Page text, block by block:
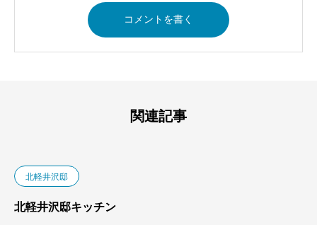
関連記事
北軽井沢邸
北軽井沢邸キッチン